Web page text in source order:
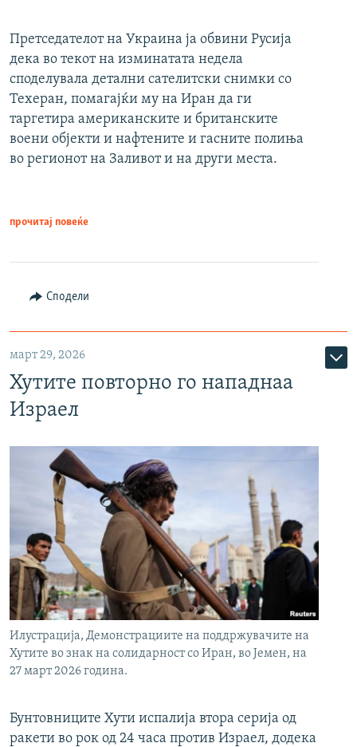
Претседателот на Украина ја обвини Русија
дека во текот на изминатата недела
споделувала детални сателитски снимки со
Техеран, помагајќи му на Иран да ги
таргетира американските и британските
воени објекти и нафтените и гасните полиња
во регионот на Заливот и на други места.
прочитај повеќе
Сподели
март 29, 2026
Хутите повторно го нападнаа
Израел
Илустрација, Демонстрациите на поддржувачите на
Хутите во знак на солидарност со Иран, во Јемен, на
27 март 2026 година.
Бунтовниците Хути испалија втора серија од
ракети во рок од 24 часа против Израел, додека